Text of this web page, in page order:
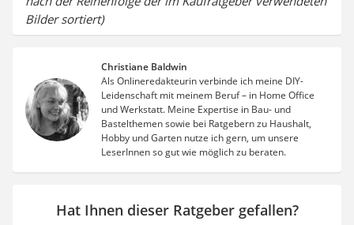
Bilder sortiert)
Christiane Baldwin
Als Onlineredakteurin verbinde ich meine DIY-
Leidenschaft mit meinem Beruf – in Home Office
und Werkstatt. Meine Expertise in Bau- und
Bastelthemen sowie bei Ratgebern zu Haushalt,
Hobby und Garten nutze ich gern, um unsere
LeserInnen so gut wie möglich zu beraten.
Hat Ihnen dieser Ratgeber gefallen?